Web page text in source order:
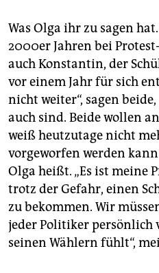
Was Olga ihr zu sagen
2000er Jahren bei
auch Konstantin, der
vor einem Jahr für sich
nicht weiter“, sagen
auch sind. Beide wollen
weiß heutzutage nicht
vorgeworfen werden
Olga heißt. „Es ist meine
trotz der Gefahr, einen
zu bekommen. Wir
jeder Politiker persönlich
seinen Wählern fühlt“,